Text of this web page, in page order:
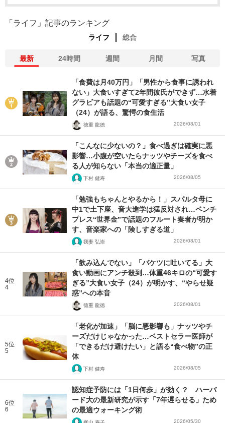
「ライフ」記事のランキング
ライフ 総合
最新 24時間 週間 月間 写真
「食費は月40万円」「男性から食事に誘われ
ない」大食いすぎて2年間彼氏ができず…水着
グラビアも話題の“可愛すぎる”大食い女子
（24）が語る、驚愕の食生活
徳重 龍徳 2026/08/01
「こんなに少ないの？」食べ過ぎは確実に悪
影響…小腹が空いたらナッツやチーズを食べ
る人が知らない「本当の適正量」
下村 健寿 2026/08/05
「勉強もちゃんとやるから！」スパルタ母に
中1で土下座、音大進学は猛反対され…ベンチ
プレス“世界金”で話題のフルート奏者が明か
す、音楽家への「険しすぎる道」
我妻 弘崇 2026/08/01
4位
4
「飲み込んでない」「バケツに吐いてる」大
食い動画にアンチ殺到…体重46キロの“可愛す
ぎる”大食い女子（24）が明かす、“やらせ疑
惑”への本音
徳重 龍徳 2026/08/01
5位
5
「老化が加速」「脳に悪影響も」ナッツやチ
ーズだけじゃなかった…ベストセラー医師が
「できるだけ避けたい」と語る“食べ物”の正
体
下村 健寿 2026/08/05
6位
6
認知症予防には「1日何歩」が効く？ ハーバ
ード大の最新研究が示す「7年遅らせる」ため
の最適ウォーキング術
2026/05/30